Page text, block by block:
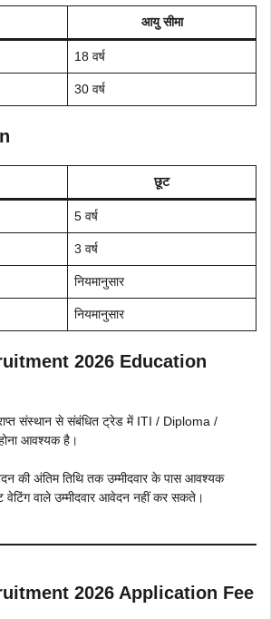
आयु सीमा
18 वर्ष
30 वर्ष
छूट
5 वर्ष
3 वर्ष
नियमानुसार
नियमानुसार
2026 Education
संस्थान से संबंधित ट्रेड में ITI / Diploma /
आवश्यक है।
की अंतिम तिथि तक उम्मीदवार के पास आवश्यक
वेटिंग वाले उम्मीदवार आवेदन नहीं कर सकते।
2026 Application Fee